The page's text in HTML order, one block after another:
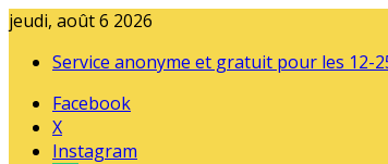
jeudi, août 6 2026
Service anonyme et gratuit pour les 12-
Facebook
X
Instagram